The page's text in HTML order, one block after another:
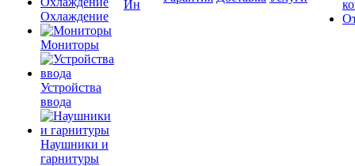
Охлаждение
Мониторы
Устройства
ввода
Наушники и
гарнитуры
Ин